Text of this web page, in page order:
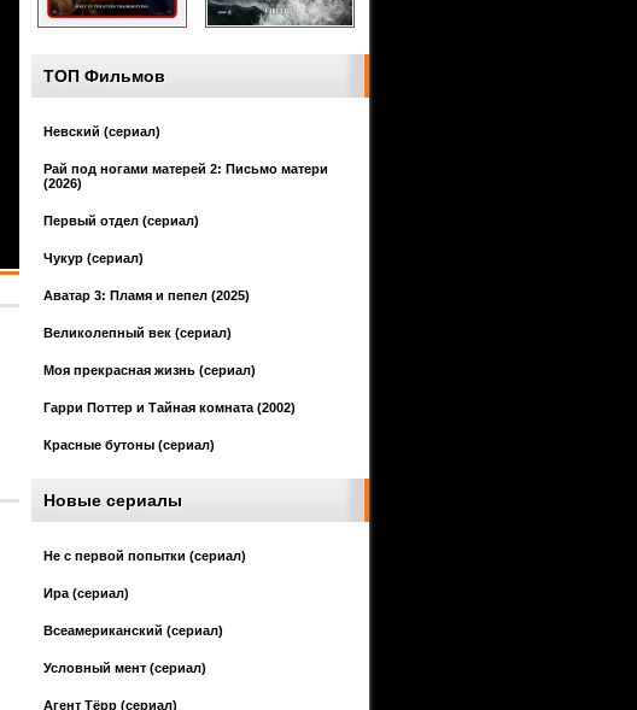
ТОП Фильмов
Невский (сериал)
Рай под ногами матерей 2: Письмо матери
(2026)
Первый отдел (сериал)
Чукур (сериал)
Аватар 3: Пламя и пепел (2025)
Великолепный век (сериал)
Моя прекрасная жизнь (сериал)
Гарри Поттер и Тайная комната (2002)
Красные бутоны (сериал)
Новые сериалы
Не с первой попытки (сериал)
Ира (сериал)
Всеамериканский (сериал)
Условный мент (сериал)
Агент Тёрр (сериал)